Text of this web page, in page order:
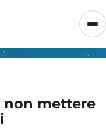
non mettere